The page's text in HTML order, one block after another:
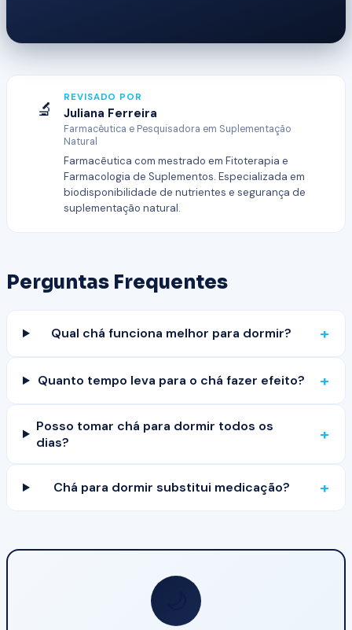
🔬
REVISADO POR
Juliana Ferreira
Farmacêutica e Pesquisadora em Suplementação
Natural
Farmacêutica com mestrado em Fitoterapia e
Farmacologia de Suplementos. Especializada em
biodisponibilidade de nutrientes e segurança de
suplementação natural.
Perguntas Frequentes
Qual chá funciona melhor para dormir? +
Quanto tempo leva para o chá fazer efeito? +
Posso tomar chá para dormir todos os
dias?
+
Chá para dormir substitui medicação? +